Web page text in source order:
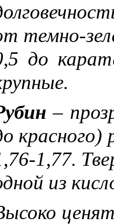
темно-
до
–
красного)
1,77.
из